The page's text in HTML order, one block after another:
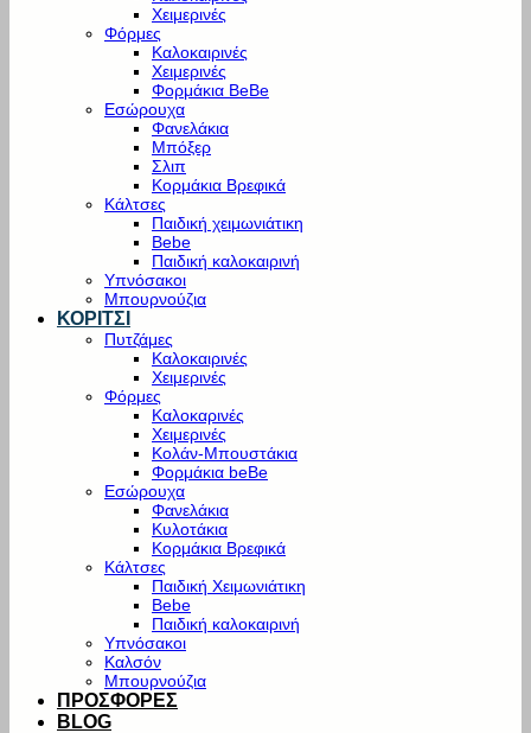
Χειμερινές
Φόρμες
Καλοκαιρινές
Χειμερινές
Φορμάκια BeBe
Εσώρουχα
Φανελάκια
Μπόξερ
Σλιπ
Κορμάκια Βρεφικά
Κάλτσες
Παιδική χειμωνιάτικη
Bebe
Παιδική καλοκαιρινή
Υπνόσακοι
Μπουρνούζια
ΚΟΡΙΤΣΙ
Πυτζάμες
Καλοκαιρινές
Χειμερινές
Φόρμες
Καλοκαρινές
Χειμερινές
Κολάν-Μπουστάκια
Φορμάκια beBe
Εσώρουχα
Φανελάκια
Κυλοτάκια
Κορμάκια Βρεφικά
Κάλτσες
Παιδική Χειμωνιάτικη
Bebe
Παιδική καλοκαιρινή
Υπνόσακοι
Καλσόν
Μπουρνούζια
ΠΡΟΣΦΟΡΕΣ
BLOG